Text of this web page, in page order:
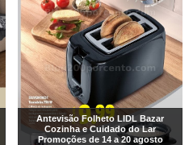
Antevisão Folheto LIDL Bazar
Cozinha e Cuidado do Lar
Promoções de 14 a 20 agosto